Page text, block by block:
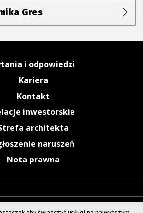
Gres
i odpowiedzi
Kariera
Kontakt
inwestorskie
architekta
naruszeń
Nota prawna